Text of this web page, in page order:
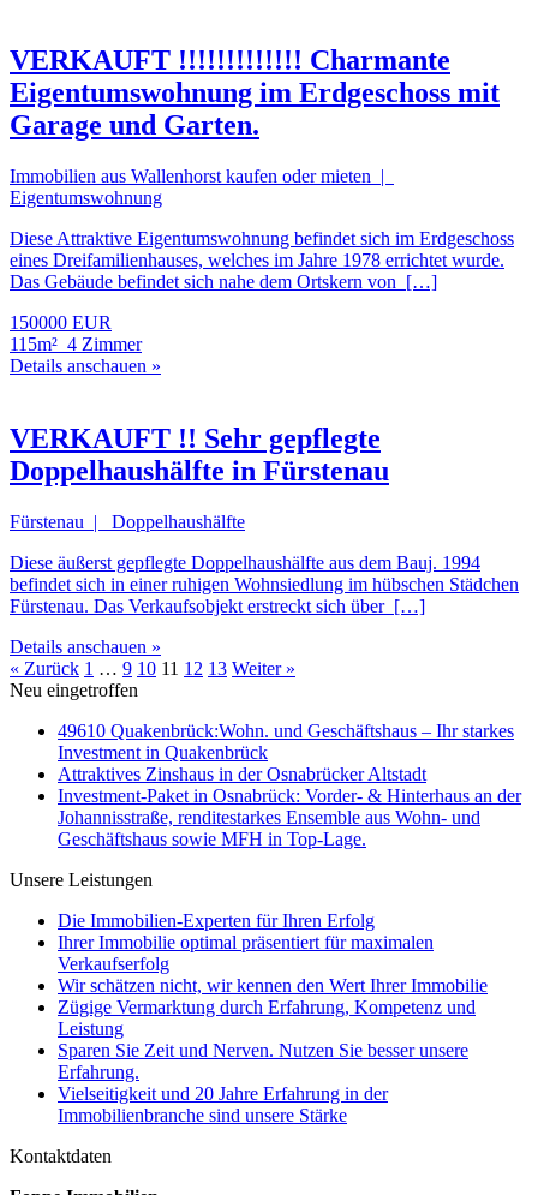
VERKAUFT !!!!!!!!!!!!! Charmante
Eigentumswohnung im Erdgeschoss mit
Garage und Garten.
Immobilien aus Wallenhorst kaufen oder mieten |
Eigentumswohnung
Diese Attraktive Eigentumswohnung befindet sich im Erdgeschoss
eines Dreifamilienhauses, welches im Jahre 1978 errichtet wurde.
Das Gebäude befindet sich nahe dem Ortskern von […]
150000 EUR
115m² 4 Zimmer
Details anschauen »
VERKAUFT !! Sehr gepflegte
Doppelhaushälfte in Fürstenau
Fürstenau | Doppelhaushälfte
Diese äußerst gepflegte Doppelhaushälfte aus dem Bauj. 1994
befindet sich in einer ruhigen Wohnsiedlung im hübschen Städchen
Fürstenau. Das Verkaufsobjekt erstreckt sich über […]
Details anschauen »
« Zurück 1 … 9 10 11 12 13 Weiter »
Neu eingetroffen
49610 Quakenbrück:Wohn. und Geschäftshaus – Ihr starkes
Investment in Quakenbrück
Attraktives Zinshaus in der Osnabrücker Altstadt
Investment-Paket in Osnabrück: Vorder- & Hinterhaus an der
Johannisstraße, renditestarkes Ensemble aus Wohn- und
Geschäftshaus sowie MFH in Top-Lage.
Unsere Leistungen
Die Immobilien-Experten für Ihren Erfolg
Ihrer Immobilie optimal präsentiert für maximalen
Verkaufserfolg
Wir schätzen nicht, wir kennen den Wert Ihrer Immobilie
Zügige Vermarktung durch Erfahrung, Kompetenz und
Leistung
Sparen Sie Zeit und Nerven. Nutzen Sie besser unsere
Erfahrung.
Vielseitigkeit und 20 Jahre Erfahrung in der
Immobilienbranche sind unsere Stärke
Kontaktdaten